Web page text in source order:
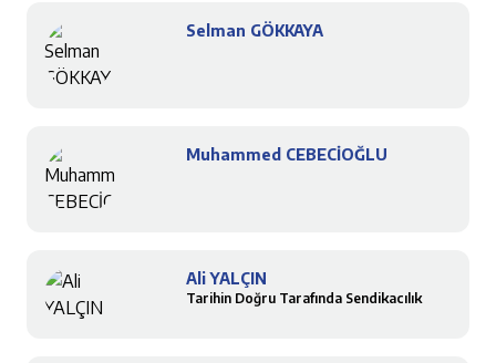
Selman GÖKKAYA
Muhammed CEBECİOĞLU
Ali YALÇIN
Tarihin Doğru Tarafında Sendikacılık